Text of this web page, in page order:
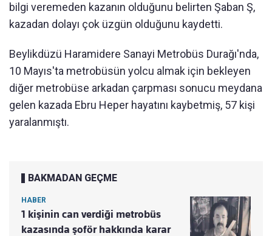
bilgi veremeden kazanın olduğunu belirten Şaban Ş,
kazadan dolayı çok üzgün olduğunu kaydetti.
Beylikdüzü Haramidere Sanayi Metrobüs Durağı'nda,
10 Mayıs'ta metrobüsün yolcu almak için bekleyen
diğer metrobüse arkadan çarpması sonucu meydana
gelen kazada Ebru Heper hayatını kaybetmiş, 57 kişi
yaralanmıştı.
BAKMADAN GEÇME
HABER
1 kişinin can verdiği metrobüs
kazasında şoför hakkında karar